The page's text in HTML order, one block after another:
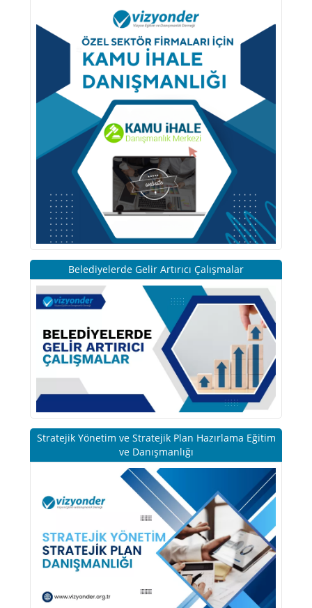
Belediyelerde Gelir Artırıcı Çalışmalar
Stratejik Yönetim ve Stratejik Plan Hazırlama Eğitim
ve Danışmanlığı